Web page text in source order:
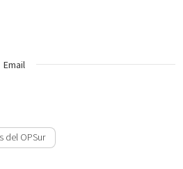
Email
del OPSur